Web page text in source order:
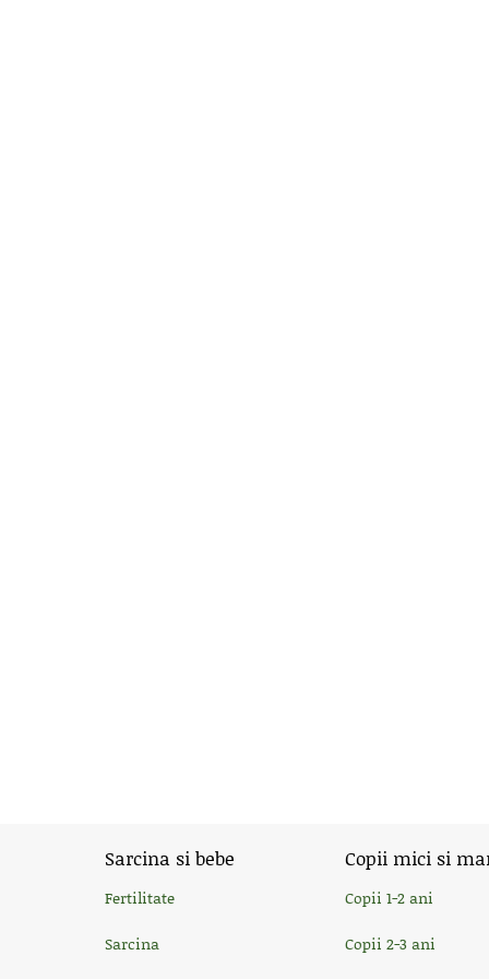
Sarcina si bebe
Fertilitate
Sarcina
Copii mici si
Copii 1-2 ani
Copii 2-3 ani